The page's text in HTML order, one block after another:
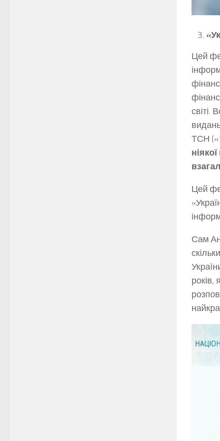
Цей
світі.
ТСН
Цей
Сам
років,